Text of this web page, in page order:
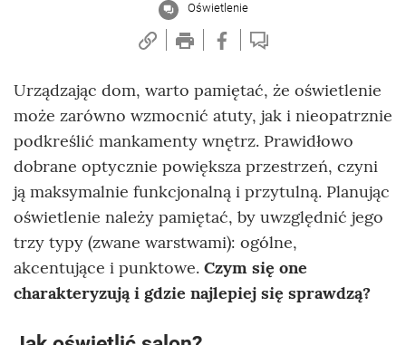
Oświetlenie
Urządzając dom, warto pamiętać, że oświetlenie
może zarówno wzmocnić atuty, jak i nieopatrznie
podkreślić mankamenty wnętrz. Prawidłowo
dobrane optycznie powiększa przestrzeń, czyni
ją maksymalnie funkcjonalną i przytulną. Planując
oświetlenie należy pamiętać, by uwzględnić jego
trzy typy (zwane warstwami): ogólne,
akcentujące i punktowe. Czym się one
charakteryzują i gdzie najlepiej się sprawdzą?